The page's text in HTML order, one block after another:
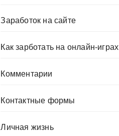
Заработок на сайте
Как зарботать на онлайн-играх
Комментарии
Контактные формы
Личная жизнь